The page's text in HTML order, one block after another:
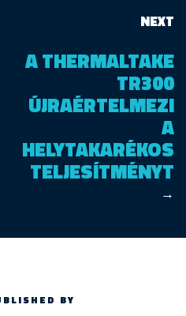
NEXT
A THERMALTAKE
TR300
ÚJRAÉRTELMEZI
A
HELYTAKARÉKOS
TELJESÍTMÉNYT
→
BY